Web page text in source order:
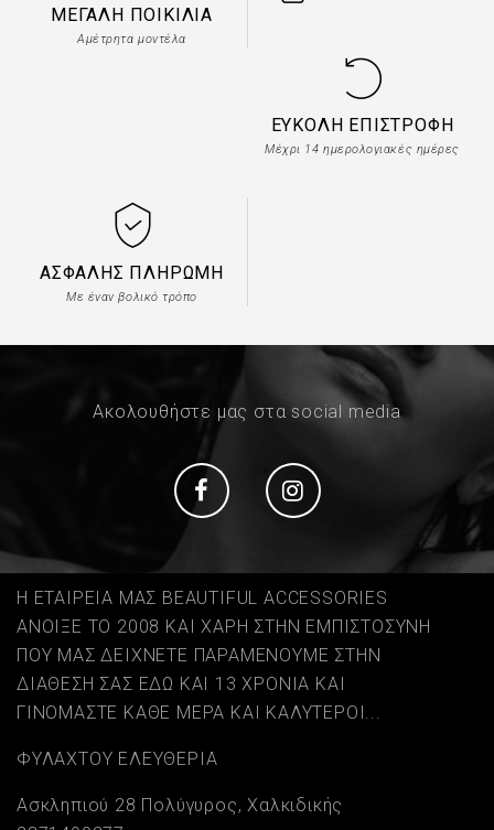
ΜΕΓΆΛΗ ΠΟΙΚΙΛΊΑ
Αμέτρητα μοντέλα
ΕΎΚΟΛΗ ΕΠΙΣΤΡΟΦΉ
Μέχρι 14 ημερολογιακές ημέρες
ΑΣΦΑΛΉΣ ΠΛΗΡΩΜΉ
Με έναν βολικό τρόπο
Ακολουθήστε μας στα social media
Social Social
Η ΕΤΑΙΡΕΙΑ ΜΑΣ BEAUTIFUL ACCESSORIES
ΑΝΟΙΞΕ ΤΟ 2008 ΚΑΙ ΧΑΡΗ ΣΤΗΝ ΕΜΠΙΣΤΟΣΥΝΗ
ΠΟΥ ΜΑΣ ΔΕΙΧΝΕΤΕ ΠΑΡΑΜΕΝΟΥΜΕ ΣΤΗΝ
ΔΙΑΘΕΣΗ ΣΑΣ ΕΔΩ ΚΑΙ 13 ΧΡΟΝΙΑ ΚΑΙ
ΓΙΝΟΜΑΣΤΕ ΚΑΘΕ ΜΕΡΑ ΚΑΙ ΚΑΛΥΤΕΡΟΙ...
ΦΥΛΑΧΤΟΥ ΕΛΕΥΘΕΡΙΑ
Ασκληπιού 28 Πολύγυρος, Χαλκιδικής